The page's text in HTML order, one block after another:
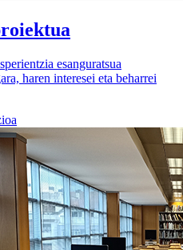
esanguratsua
haren interesei eta beharrei